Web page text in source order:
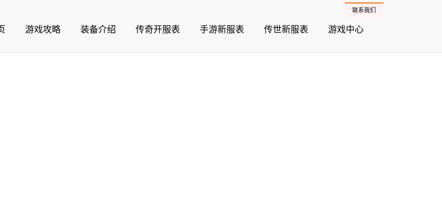
游戏攻略 装备介绍 传奇开服表 手游新服表 传世新服表 游戏中心
联系我们